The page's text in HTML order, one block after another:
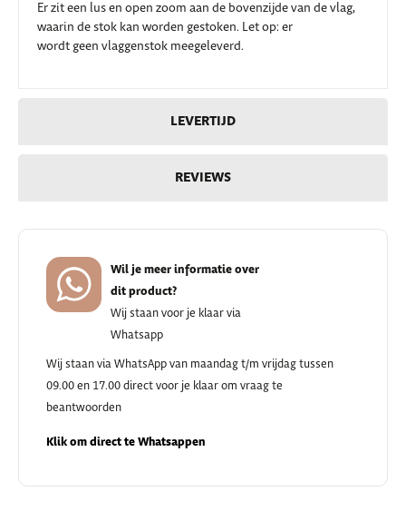
LEVERTIJD
REVIEWS
Er zit een lus en open zoom aan de bovenzijde van de vlag,
waarin de stok kan worden gestoken. Let op: er
wordt geen vlaggenstok meegeleverd.
Wil je meer informatie over
dit product?
Wij staan voor je klaar via
Whatsapp
Wij staan via WhatsApp van maandag t/m vrijdag tussen
09.00 en 17.00 direct voor je klaar om vraag te
beantwoorden
Klik om direct te Whatsappen